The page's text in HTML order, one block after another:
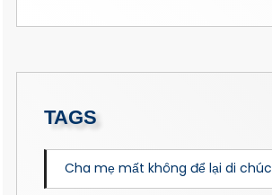
TAGS
Cha mẹ mất không để lại di chúc